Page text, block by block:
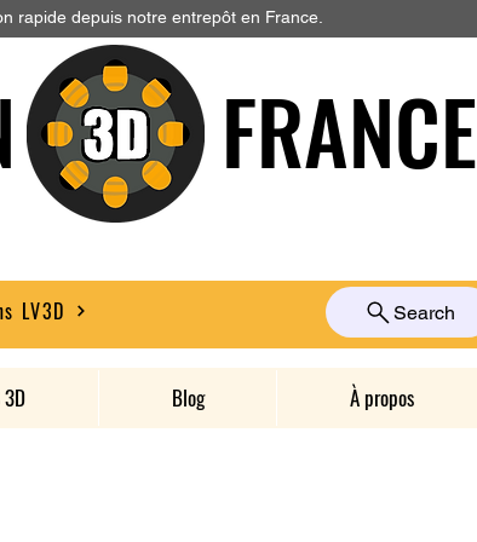
rapide depuis notre entrepôt en France.
FRANCE
LV3D Search
3D Blog À propos